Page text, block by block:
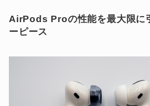
AirPods Proの性能を最大限に
ーピース